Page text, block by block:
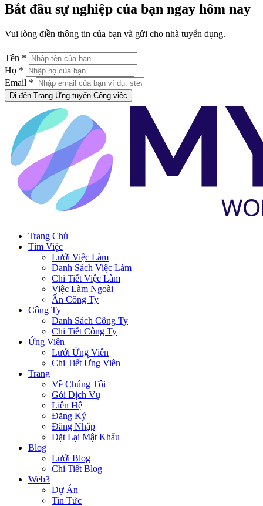
Bắt đầu sự nghiệp của bạn ngay hôm nay
Vui lòng điền thông tin của bạn và gửi cho nhà tuyển dụng.
Tên *
Họ *
Email *
Đi đến Trang Ứng tuyển Công việc
Trang Chủ
Tìm Việc
Lưới Việc Làm
Danh Sách Việc Làm
Chi Tiết Việc Làm
Việc Làm Ngoài
Ẩn Công Ty
Công Ty
Danh Sách Công Ty
Chi Tiết Công Ty
Ứng Viên
Lưới Ứng Viên
Chi Tiết Ứng Viên
Trang
Về Chúng Tôi
Gói Dịch Vụ
Liên Hệ
Đăng Ký
Đăng Nhập
Đặt Lại Mật Khẩu
Blog
Lưới Blog
Chi Tiết Blog
Web3
Dự Án
Tin Tức